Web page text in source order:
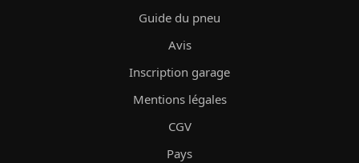
Guide du pneu
Avis
Inscription garage
Mentions légales
CGV
Pays